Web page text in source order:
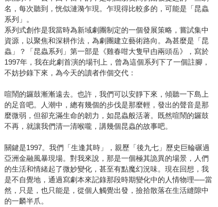
名，每次聽到，恍似漣漪乍現。乍現得比較多的，可能是「昆蟲
系列」。
系列式創作是我當時為新域劇團制定的一個發展策略，嘗試集中
資源，以聚焦和深耕作法，為劇團建立藝術路向。為甚麼是「昆
蟲」？「昆蟲系列」第一部是《雞春咁大隻曱甴兩頭岳》，寫於
1997年，我在此劇首演的場刊上，曾為這個系列下了一個註腳，
不妨抄錄下來，為今天的讀者作個交代：
喧鬧的鑼鼓漸漸遠去。也許，我們可以安靜下來，傾聽一下島上
的足音吧。人潮中，總有幾個的步伐是那麼輕，發出的聲音是那
麼微弱，但卻充滿生命的韌力，如昆蟲般活著。既然喧鬧的鑼鼓
不再，就讓我們清一清喉嚨，講幾個昆蟲的故事吧。
關鍵是1997。我們「生逢其時」，親歷「後九七」歷史巨輪碾過
亞洲金融風暴現場。對我來說，那是一個極其詭異的場景，人們
的生活和情緒起了微妙變化，甚至有點魔幻況味。現在回想，我
是不自覺地，通過寫劇本來記錄那段時期變化中的人情物理──當
然，只是，也只能是，從個人觸覺出發，撿拾散落在生活縫隙中
的一麟半爪。